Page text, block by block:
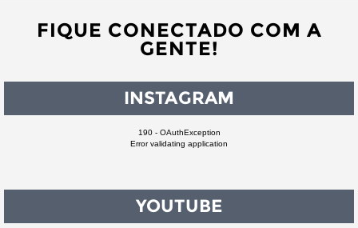
FIQUE CONECTADO COM A
GENTE!
INSTAGRAM
190 - OAuthException
Error validating application
YOUTUBE